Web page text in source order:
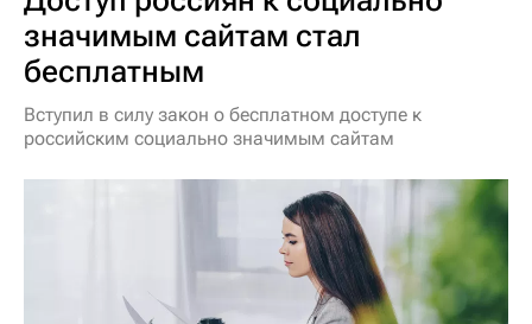
значимым сайтам стал
бесплатным
Вступил в силу закон о бесплатном доступе к
российским социально значимым сайтам